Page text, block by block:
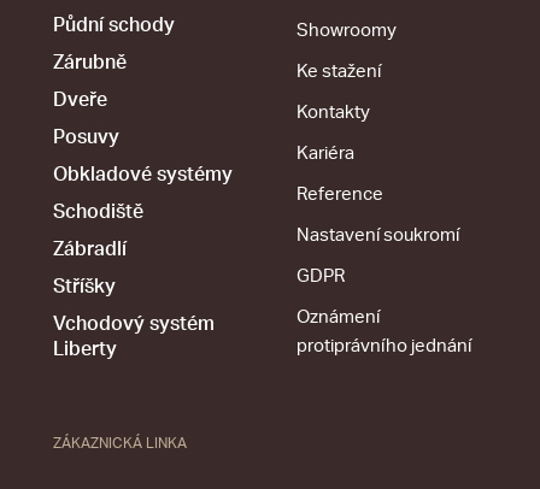
Půdní schody
Zárubně
Dveře
Posuvy
Obkladové systémy
Schodiště
Zábradlí
Stříšky
Vchodový systém
Liberty
Showroomy
Ke stažení
Kontakty
Kariéra
Reference
Nastavení soukromí
GDPR
Oznámení
protiprávního jednání
ZÁKAZNICKÁ LINKA